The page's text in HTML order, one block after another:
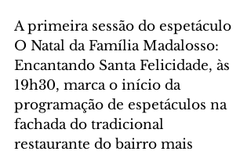
A primeira sessão do espetáculo
O Natal da Família Madalosso:
Encantando Santa Felicidade, às
19h30, marca o início da
programação de espetáculos na
fachada do tradicional
restaurante do bairro mais